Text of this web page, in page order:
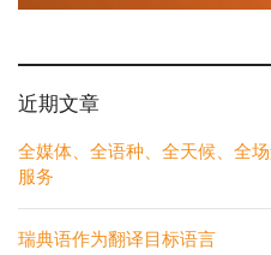
近期文章
全媒体、全语种、全天候、全
服务
瑞典语作为翻译目标语言